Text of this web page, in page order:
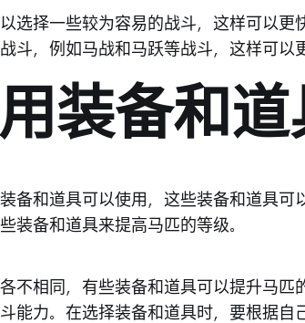
选择一些较为容易的战斗，这样可以更
斗，例如马战和马跃等战斗，这样可以
装备和道
备和道具可以使用，这些装备和道具可
装备和道具来提高马匹的等级。
不相同，有些装备和道具可以提升马匹
能力。在选择装备和道具时，要根据自